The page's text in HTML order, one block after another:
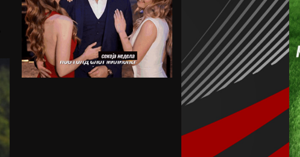
Томас Волкап преговара со
Дубаи
Перишиќ дал согласност за
враќање во Интер